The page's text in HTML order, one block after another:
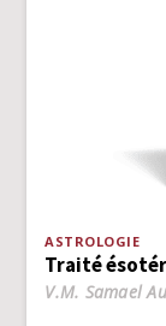
ASTROLOGIE
Traité
V.M. Samael